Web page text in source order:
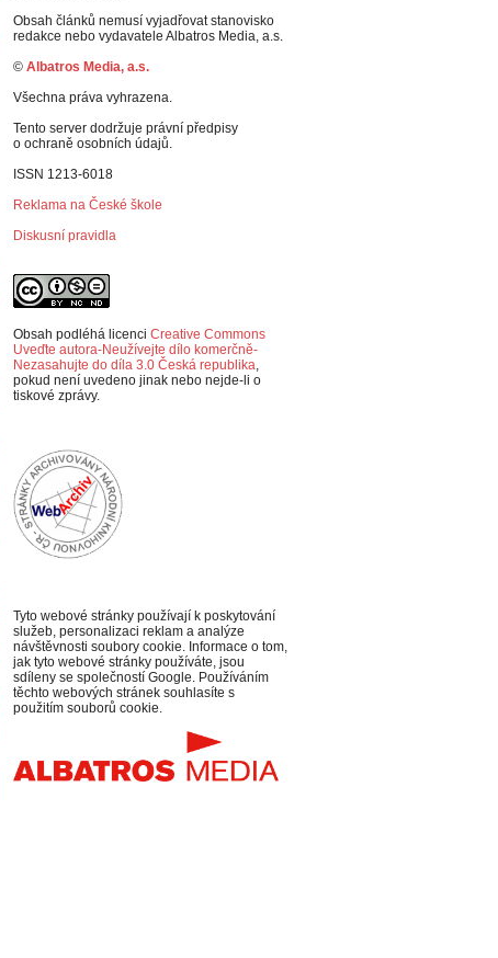
Obsah článků nemusí vyjadřovat stanovisko
redakce nebo vydavatele Albatros Media, a.s.
© Albatros Media, a.s.
Všechna práva vyhrazena.
Tento server dodržuje právní předpisy
o ochraně osobních údajů.
ISSN 1213-6018
Reklama na České škole
Diskusní pravidla
Obsah podléhá licenci Creative Commons
Uveďte autora-Neužívejte dílo komerčně-
Nezasahujte do díla 3.0 Česká republika,
pokud není uvedeno jinak nebo nejde-li o
tiskové zprávy.
Tyto webové stránky používají k poskytování
služeb, personalizaci reklam a analýze
návštěvnosti soubory cookie. Informace o tom,
jak tyto webové stránky používáte, jsou
sdíleny se společností Google. Používáním
těchto webových stránek souhlasíte s
použitím souborů cookie.